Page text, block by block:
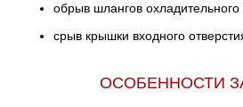
обрыв шлангов охладительного
срыв крышки входного
ОСОБЕННОСТИ